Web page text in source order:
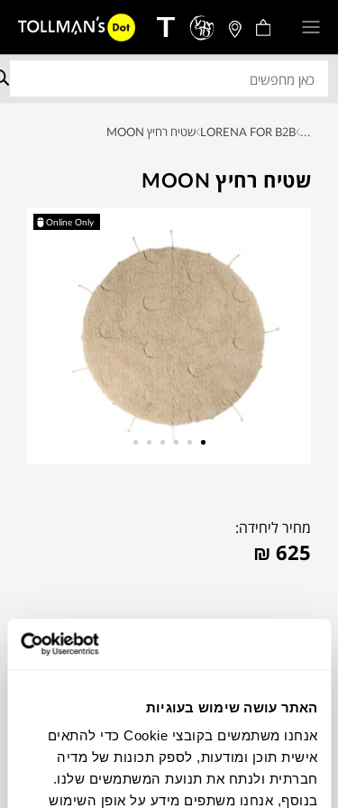
האתר עושה שימוש בעוגיות
אנחנו משתמשים בקובצי Cookie כדי להתאים
אישית תוכן ומודעות, לספק תכונות של מדיה
חברתית ולנתח את תנועת המשתמשים שלנו.
בנוסף, אנחנו משתפים מידע על אופן השימוש
...
LORENA FOR B2B שטיח רחיץ MOON
שטיח רחיץ MOON
Online Only
מחיר ליחידה:
₪ 625
להדמיית AI Design